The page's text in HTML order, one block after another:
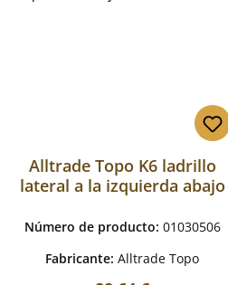
Alltrade Topo K6 ladrillo
lateral a la izquierda abajo
Número de producto: 01030506
Fabricante:Alltrade Topo